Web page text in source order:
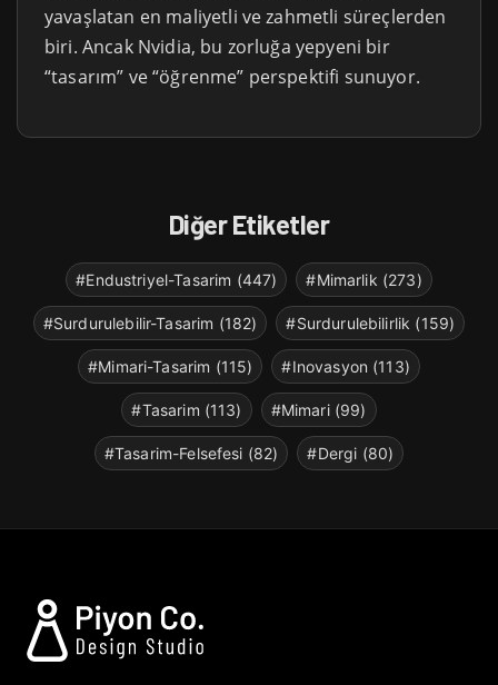
yavaşlatan en maliyetli ve zahmetli süreçlerden
biri. Ancak Nvidia, bu zorluğa yepyeni bir
“tasarım” ve “öğrenme” perspektifi sunuyor.
Diğer Etiketler
#Endustriyel-Tasarim (447) #Mimarlik (273)
#Surdurulebilir-Tasarim (182) #Surdurulebilirlik (159)
#Mimari-Tasarim (115) #Inovasyon (113)
#Tasarim (113) #Mimari (99)
#Tasarim-Felsefesi (82) #Dergi (80)